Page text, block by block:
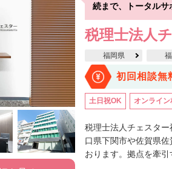
続まで、トータルサ
税理士法人
福岡県
初回相談無
土日祝OK オンライ
税理士法人チェスタ
口県下関市や佐賀県
おります。拠点を牽引